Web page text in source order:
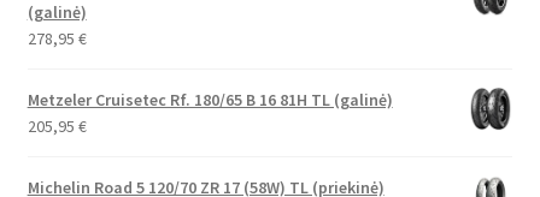
(galinė)
278,95 €
Metzeler Cruisetec Rf. 180/65 B 16 81H TL (galinė)
205,95 €
Michelin Road 5 120/70 ZR 17 (58W) TL (priekinė)